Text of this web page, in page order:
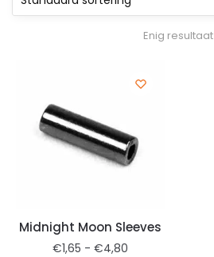
Enig resultaat
Midnight Moon Sleeves
€1,65 - €4,80